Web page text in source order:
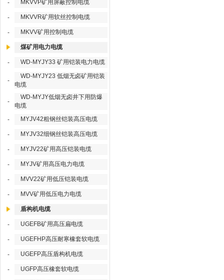
- MKVVP矿用屏蔽控制电缆
- MKVVR矿用软丝控制电缆
- MKVV矿用控制电缆
煤矿用电力电缆
- WD-MYJY33 矿用铠装电力电缆
-
WD-MYJY23 低烟无卤矿用铠装
电缆
-
WD-MYJY低烟无卤井下用防爆
电缆
-
MYJV42粗钢丝铠装高压电缆
- MYJV32细钢丝铠装高压电缆
- MYJV22矿用高压铠装电缆
- MYJV矿用高压电力电缆
- MVV22矿用低压铠装电缆
- MVV矿用低压电力电缆
盾构机电缆
- UGEFB矿用高压扁电缆
- UGEFHP高压耐寒橡套软电缆
- UGEFP高压盾构机电缆
- UGFP高压橡套软电缆